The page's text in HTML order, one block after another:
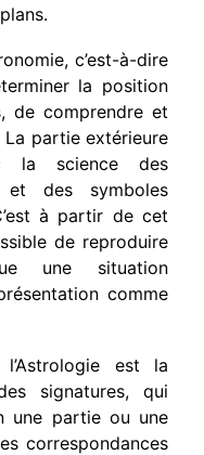
c’est-à-dire
la position
de comprendre et
partie extérieure
la science des
et des symboles
à partir de cet
de reproduire
une situation
comme
est la
signatures, qui
une partie ou une
correspondances